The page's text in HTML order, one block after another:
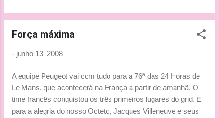
Força máxima
- junho 13, 2008
A equipe Peugeot vai com tudo para a 76ª das 24 Horas de
Le Mans, que acontecerá na França a partir de amanhã. O
time francês conquistou os três primeiros lugares do grid. E
para a alegria do nosso Octeto, Jacques Villeneuve e seus